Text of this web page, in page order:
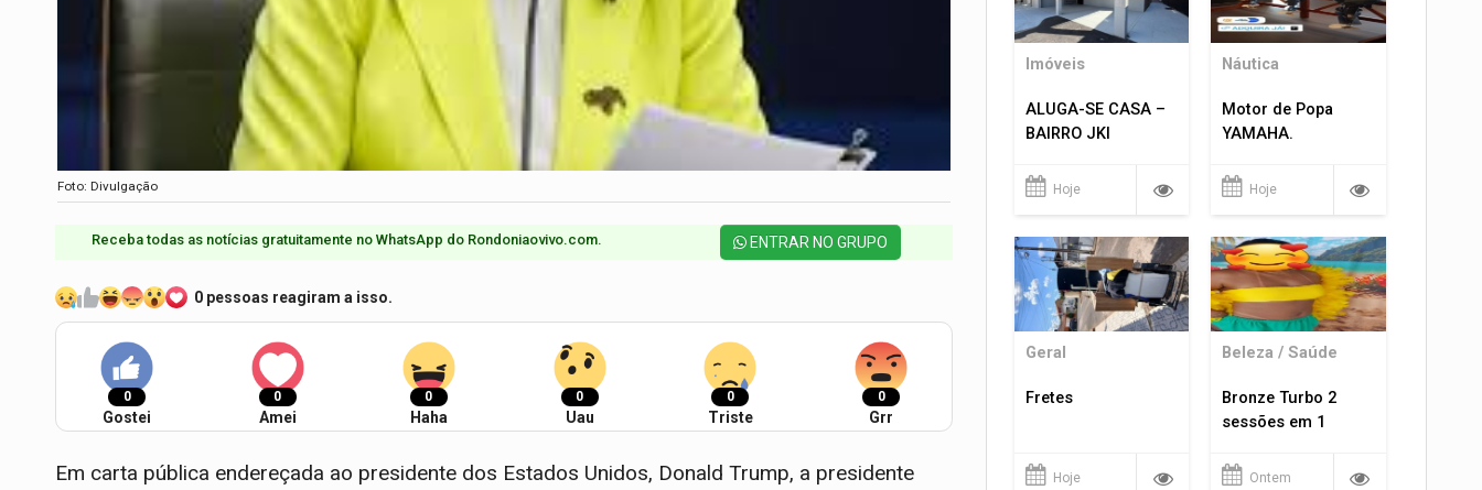
Foto: Divulgação
Receba todas as notícias gratuitamente no WhatsApp do Rondoniaovivo.com.​ ENTRAR NO GRUPO
0 pessoas reagiram a isso.
0
Gostei
0
Amei
0
Haha
0
Uau
0
Triste
0
Grr
Em carta pública endereçada ao presidente dos Estados Unidos, Donald Trump, a presidente
Imóveis
ALUGA-SE CASA –
BAIRRO JKI
Hoje
Náutica
Motor de Popa
YAMAHA.
Hoje
Geral
Fretes
Hoje
Beleza / Saúde
Bronze Turbo 2
sessões em 1
Ontem